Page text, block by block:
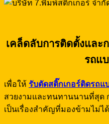
เคล็ดลับการติดตั้งและ
รถแ
เพื่อให้ รับตัดสติ๊กเกอร์ติดรถแ
สวยงามและทนทานนานที่สุด
เป็นเรื่องสำคัญที่มองข้ามไม่ได้